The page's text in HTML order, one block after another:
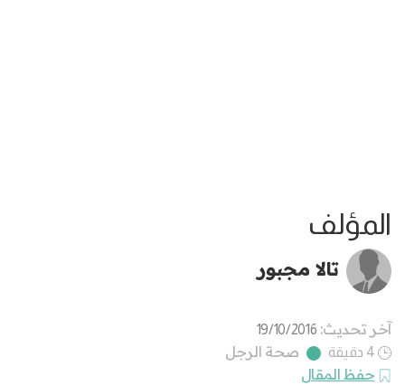
المؤلف
تالا مجبور
آخر تحديث: 19/10/2016
4 دقيقة
صحة الرجل
حفظ المقال